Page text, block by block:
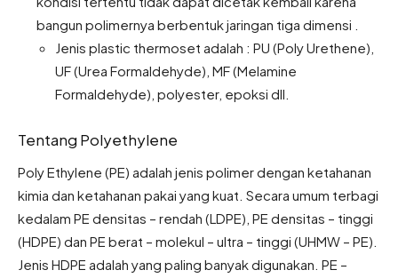
bangun polimernya berbentuk jaringan tiga dimensi .
Jenis plastic thermoset adalah : PU (Poly Urethene),
UF (Urea Formaldehyde), MF (Melamine
Formaldehyde), polyester, epoksi dll.
Tentang Polyethylene
Poly Ethylene (PE) adalah jenis polimer dengan ketahanan
kimia dan ketahanan pakai yang kuat. Secara umum terbagi
kedalam PE densitas – rendah (LDPE), PE densitas – tinggi
(HDPE) dan PE berat – molekul – ultra – tinggi (UHMW – PE).
Jenis HDPE adalah yang paling banyak digunakan. PE –